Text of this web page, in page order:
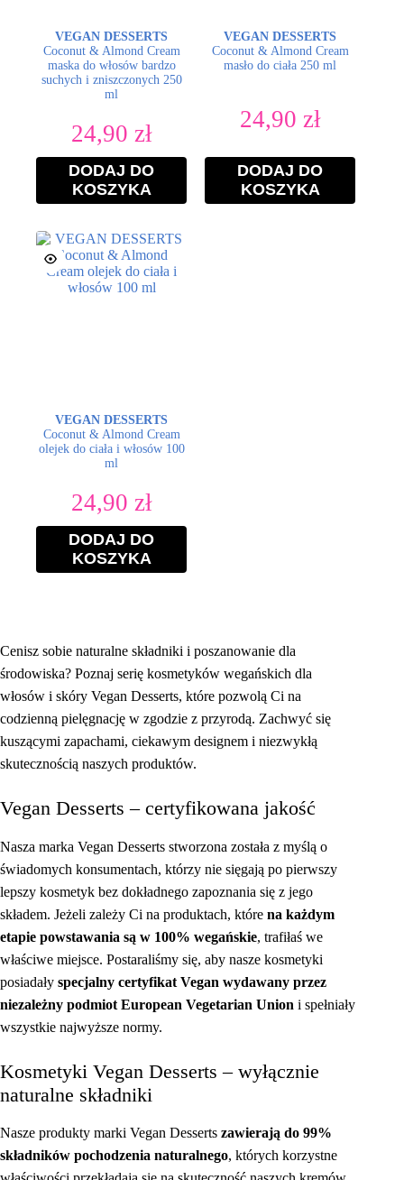
VEGAN DESSERTS
Coconut & Almond Cream
maska do włosów bardzo
suchych i zniszczonych 250
ml
24,90 zł
DODAJ DO
KOSZYKA
VEGAN DESSERTS
Coconut & Almond Cream
masło do ciała 250 ml
24,90 zł
DODAJ DO
KOSZYKA
VEGAN DESSERTS
Coconut & Almond Cream
olejek do ciała i włosów 100
ml
24,90 zł
DODAJ DO
KOSZYKA
Cenisz sobie naturalne składniki i poszanowanie dla
środowiska? Poznaj serię kosmetyków wegańskich dla
włosów i skóry Vegan Desserts, które pozwolą Ci na
codzienną pielęgnację w zgodzie z przyrodą. Zachwyć się
kuszącymi zapachami, ciekawym designem i niezwykłą
skutecznością naszych produktów.
Vegan Desserts – certyfikowana jakość
Nasza marka Vegan Desserts stworzona została z myślą o
świadomych konsumentach, którzy nie sięgają po pierwszy
lepszy kosmetyk bez dokładnego zapoznania się z jego
składem. Jeżeli zależy Ci na produktach, które na każdym
etapie powstawania są w 100% wegańskie, trafiłaś we
właściwe miejsce. Postaraliśmy się, aby nasze kosmetyki
posiadały specjalny certyfikat Vegan wydawany przez
niezależny podmiot European Vegetarian Union i spełniały
wszystkie najwyższe normy.
Kosmetyki Vegan Desserts – wyłącznie
naturalne składniki
Nasze produkty marki Vegan Desserts zawierają do 99%
składników pochodzenia naturalnego, których korzystne